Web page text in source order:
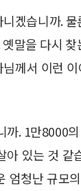
겠습니까.
말을 다시
께서 이런
. 1만8000
있는 것 같
엄청난 규모